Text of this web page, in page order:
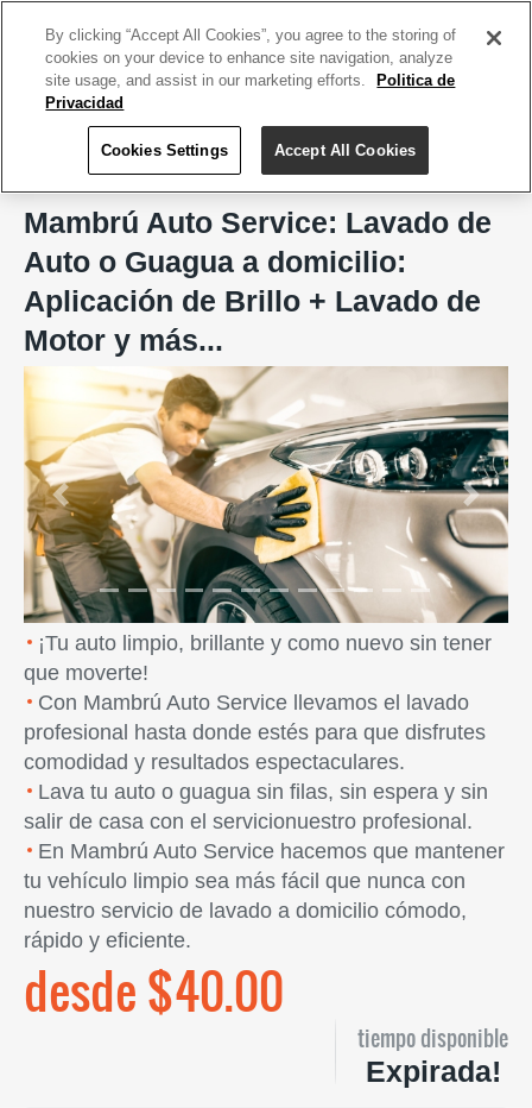
Mambrú Auto Service
Mambrú Auto Service: Lavado de
Auto o Guagua a domicilio:
Aplicación de Brillo + Lavado de
Motor y más...
Previous Next
¡Tu auto limpio, brillante y como nuevo sin tener
que moverte!
Con Mambrú Auto Service llevamos el lavado
profesional hasta donde estés para que disfrutes
comodidad y resultados espectaculares.
Lava tu auto o guagua sin filas, sin espera y sin
salir de casa con el servicionuestro profesional.
En Mambrú Auto Service hacemos que mantener
tu vehículo limpio sea más fácil que nunca con
nuestro servicio de lavado a domicilio cómodo,
rápido y eficiente.
desde $40.00
tiempo disponible
Expirada!
By clicking “Accept All Cookies”, you agree to the storing of
cookies on your device to enhance site navigation, analyze
site usage, and assist in our marketing efforts.
Politica de
Privacidad
Cookies Settings Accept All Cookies